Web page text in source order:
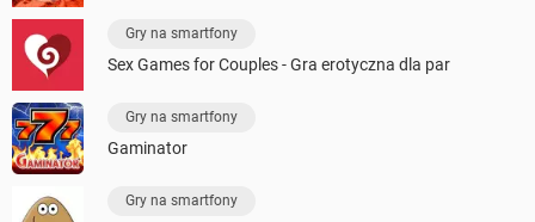
Gry na smartfony
Sex Games for Couples - Gra erotyczna dla par
Gry na smartfony
Gaminator
Gry na smartfony